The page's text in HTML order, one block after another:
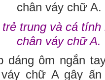
trung và cá
chân váy chữ A.
dáng ôm ngắn
váy chữ A gây